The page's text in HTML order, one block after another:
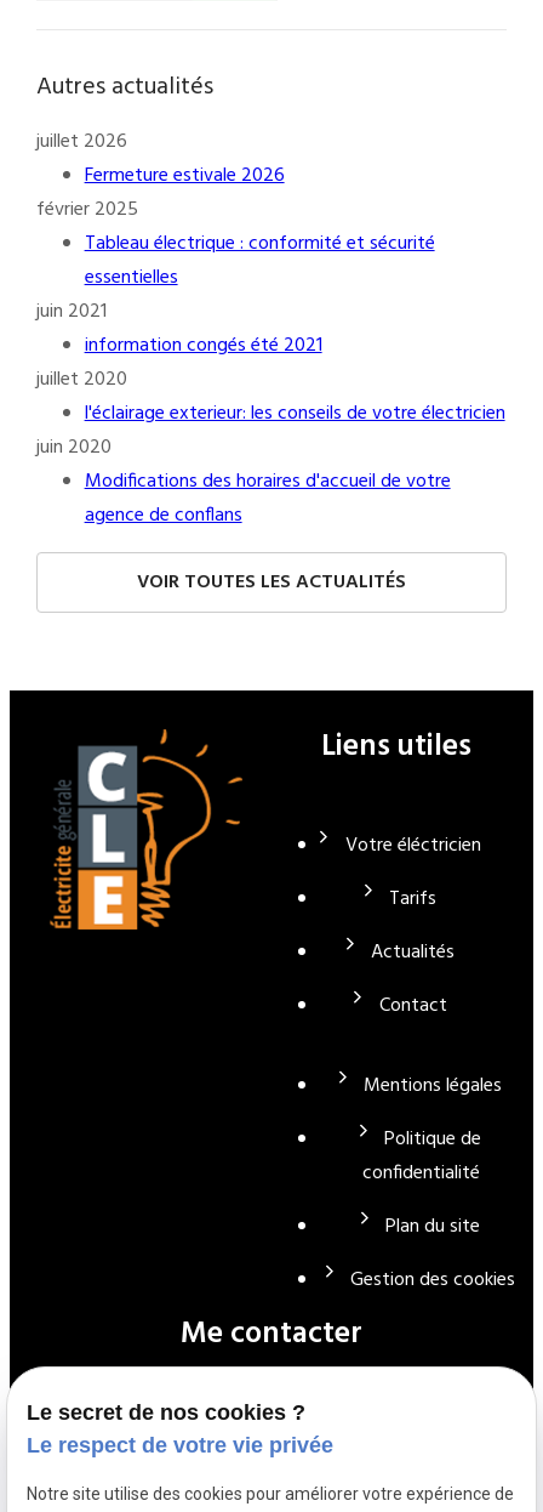
Autres actualités
juillet 2026
Fermeture estivale 2026
février 2025
Tableau électrique : conformité et sécurité
essentielles
juin 2021
information congés été 2021
juillet 2020
l'éclairage exterieur: les conseils de votre électricien
juin 2020
Modifications des horaires d'accueil de votre
agence de conflans
VOIR TOUTES LES ACTUALITÉS
Liens utiles
Votre éléctricien
Tarifs
Actualités
Contact
Mentions légales
Politique de
confidentialité
Plan du site
Gestion des cookies
Me contacter
01 39 72 22 90
Le secret de nos cookies ?
Le respect de votre vie privée
Notre site utilise des cookies pour améliorer votre expérience de